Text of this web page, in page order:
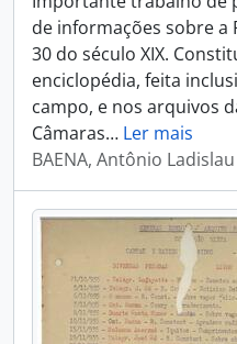
de informações sobre a
30 do século XIX.
enciclopédia, feita
campo, e nos arquivos
Câmaras… Ler mais
BAENA, Antônio